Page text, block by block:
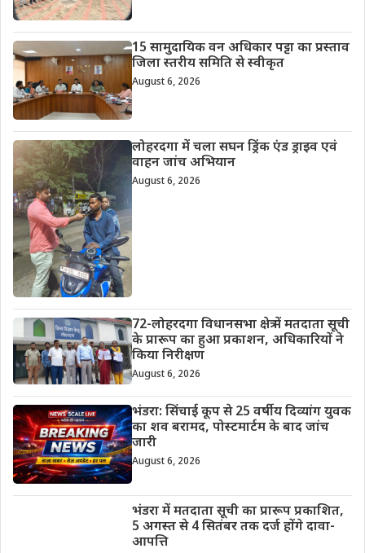
15 सामुदायिक वन अधिकार पट्टा का प्रस्ताव
जिला स्तरीय समिति से स्वीकृत
August 6, 2026
लोहरदगा में चला सघन ड्रिंक एंड ड्राइव एवं
वाहन जांच अभियान
August 6, 2026
72-लोहरदगा विधानसभा क्षेत्र में मतदाता सूची
के प्रारूप का हुआ प्रकाशन, अधिकारियों ने
किया निरीक्षण
August 6, 2026
भंडरा: सिंचाई कूप से 25 वर्षीय दिव्यांग युवक
का शव बरामद, पोस्टमार्टम के बाद जांच
जारी
August 6, 2026
भंडरा में मतदाता सूची का प्रारूप प्रकाशित,
5 अगस्त से 4 सितंबर तक दर्ज होंगे दावा-
आपत्ति